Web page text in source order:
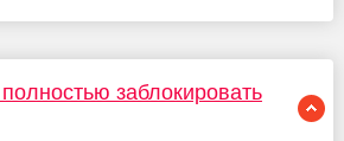
заблокировать